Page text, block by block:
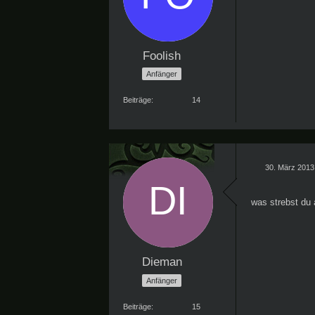
Foolish
Anfänger
Beiträge 14
Dieman
Anfänger
Beiträge 15
30. März 2013
was strebst du